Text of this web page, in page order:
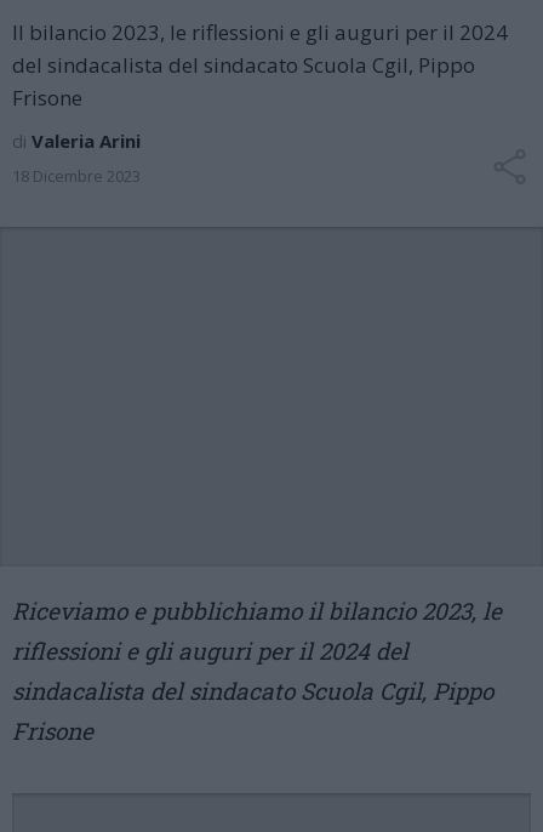
Il bilancio 2023, le riflessioni e gli auguri per il 2024
del sindacalista del sindacato Scuola Cgil, Pippo
Frisone
di Valeria Arini
18 Dicembre 2023
Riceviamo e pubblichiamo il bilancio 2023, le
riflessioni e gli auguri per il 2024 del
sindacalista del sindacato Scuola Cgil, Pippo
Frisone